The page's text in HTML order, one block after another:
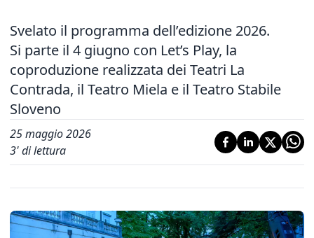
Svelato il programma dell’edizione 2026.
Si parte il 4 giugno con Let’s Play, la
coproduzione realizzata dei Teatri La
Contrada, il Teatro Miela e il Teatro Stabile
Sloveno
25 maggio 2026
3' di lettura